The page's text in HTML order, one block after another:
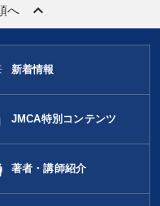
へ keyboard_arrow_up
新着情報
JMCA特別コンテンツ
著者・講師紹介